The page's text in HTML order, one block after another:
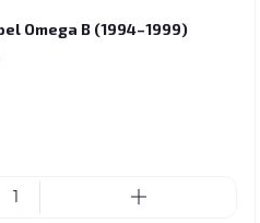
Omega B (1994–1999)